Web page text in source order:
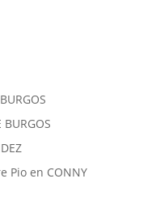
BURGOS
Pioen CONNY